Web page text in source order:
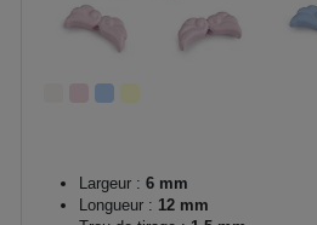
Largeur : 6 mm
Longueur : 12 mm